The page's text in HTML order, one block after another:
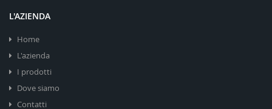
L'AZIENDA
Home
L'azienda
I prodotti
Dove siamo
Contatti